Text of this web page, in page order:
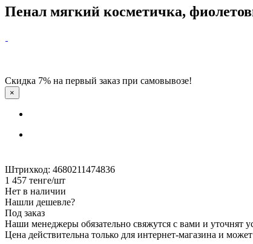
Пенал мягкий косметичка,
Скидка 7% на первый заказ при самовывозе!
×
Штрихкод: 4680211474836
1 457 тенге/шт
Нет в наличии
Нашли дешевле?
Под заказ
Наши менеджеры обязательно свяжутся с вами и уточнят
Цена действительна только для интернет-магазина и